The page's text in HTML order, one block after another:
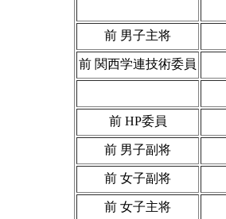
前 男子主将
前 関西学連技術委員
前 HP委員
前 男子副将
前 女子副将
前 女子主将